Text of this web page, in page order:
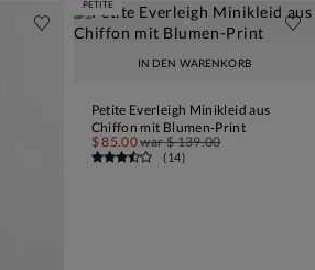
IN DEN WARENKORB
PETITE
Petite Everleigh Minikleid aus
Chiffon mit Blumen-Print
$ 85.00war$ 139.00
(14)